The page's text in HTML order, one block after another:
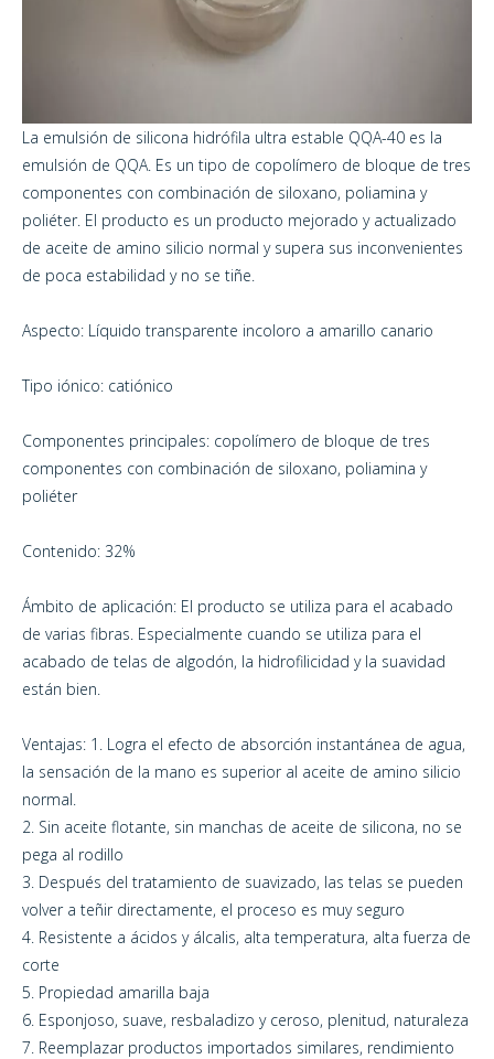
La emulsión de silicona hidrófila ultra estable QQA-40 es la
emulsión de QQA. Es un tipo de copolímero de bloque de tres
componentes con combinación de siloxano, poliamina y
poliéter. El producto es un producto mejorado y actualizado
de aceite de amino silicio normal y supera sus inconvenientes
de poca estabilidad y no se tiñe.
Aspecto: Líquido transparente incoloro a amarillo canario
Tipo iónico: catiónico
Componentes principales: copolímero de bloque de tres
componentes con combinación de siloxano, poliamina y
poliéter
Contenido: 32%
Ámbito de aplicación: El producto se utiliza para el acabado
de varias fibras. Especialmente cuando se utiliza para el
acabado de telas de algodón, la hidrofilicidad y la suavidad
están bien.
Ventajas: 1. Logra el efecto de absorción instantánea de agua,
la sensación de la mano es superior al aceite de amino silicio
normal.
2. Sin aceite flotante, sin manchas de aceite de silicona, no se
pega al rodillo
3. Después del tratamiento de suavizado, las telas se pueden
volver a teñir directamente, el proceso es muy seguro
4. Resistente a ácidos y álcalis, alta temperatura, alta fuerza de
corte
5. Propiedad amarilla baja
6. Esponjoso, suave, resbaladizo y ceroso, plenitud, naturaleza
7. Reemplazar productos importados similares, rendimiento